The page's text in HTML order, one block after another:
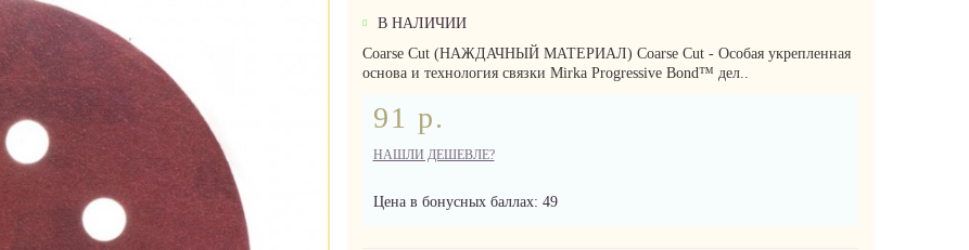
В НАЛИЧИИ
Coarse Cut (НАЖДАЧНЫЙ МАТЕРИАЛ) Coarse Cut - Особая укрепленная
основа и технология связки Mirka Progressive Bond™ дел..
91 р.
НАШЛИ ДЕШЕВЛЕ?
Цена в бонусных баллах: 49